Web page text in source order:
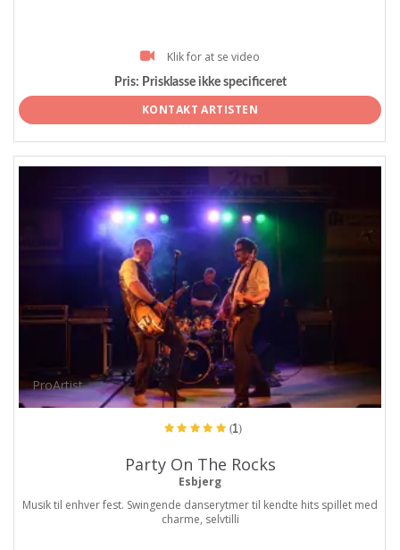
Klik for at se video
Pris: Prisklasse ikke specificeret
KONTAKT ARTISTEN
ProArtist
(1)
Party On The Rocks
Esbjerg
Musik til enhver fest. Swingende danserytmer til kendte hits spillet med
charme, selvtilli